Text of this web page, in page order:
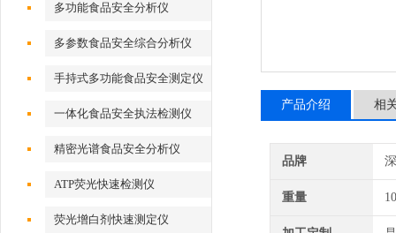
多功能食品安全分析仪
多参数食品安全综合分析仪
手持式多功能食品安全测定仪
一体化食品安全执法检测仪
精密光谱食品安全分析仪
ATP荧光快速检测仪
荧光增白剂快速测定仪
产品介绍 相
品牌
重量